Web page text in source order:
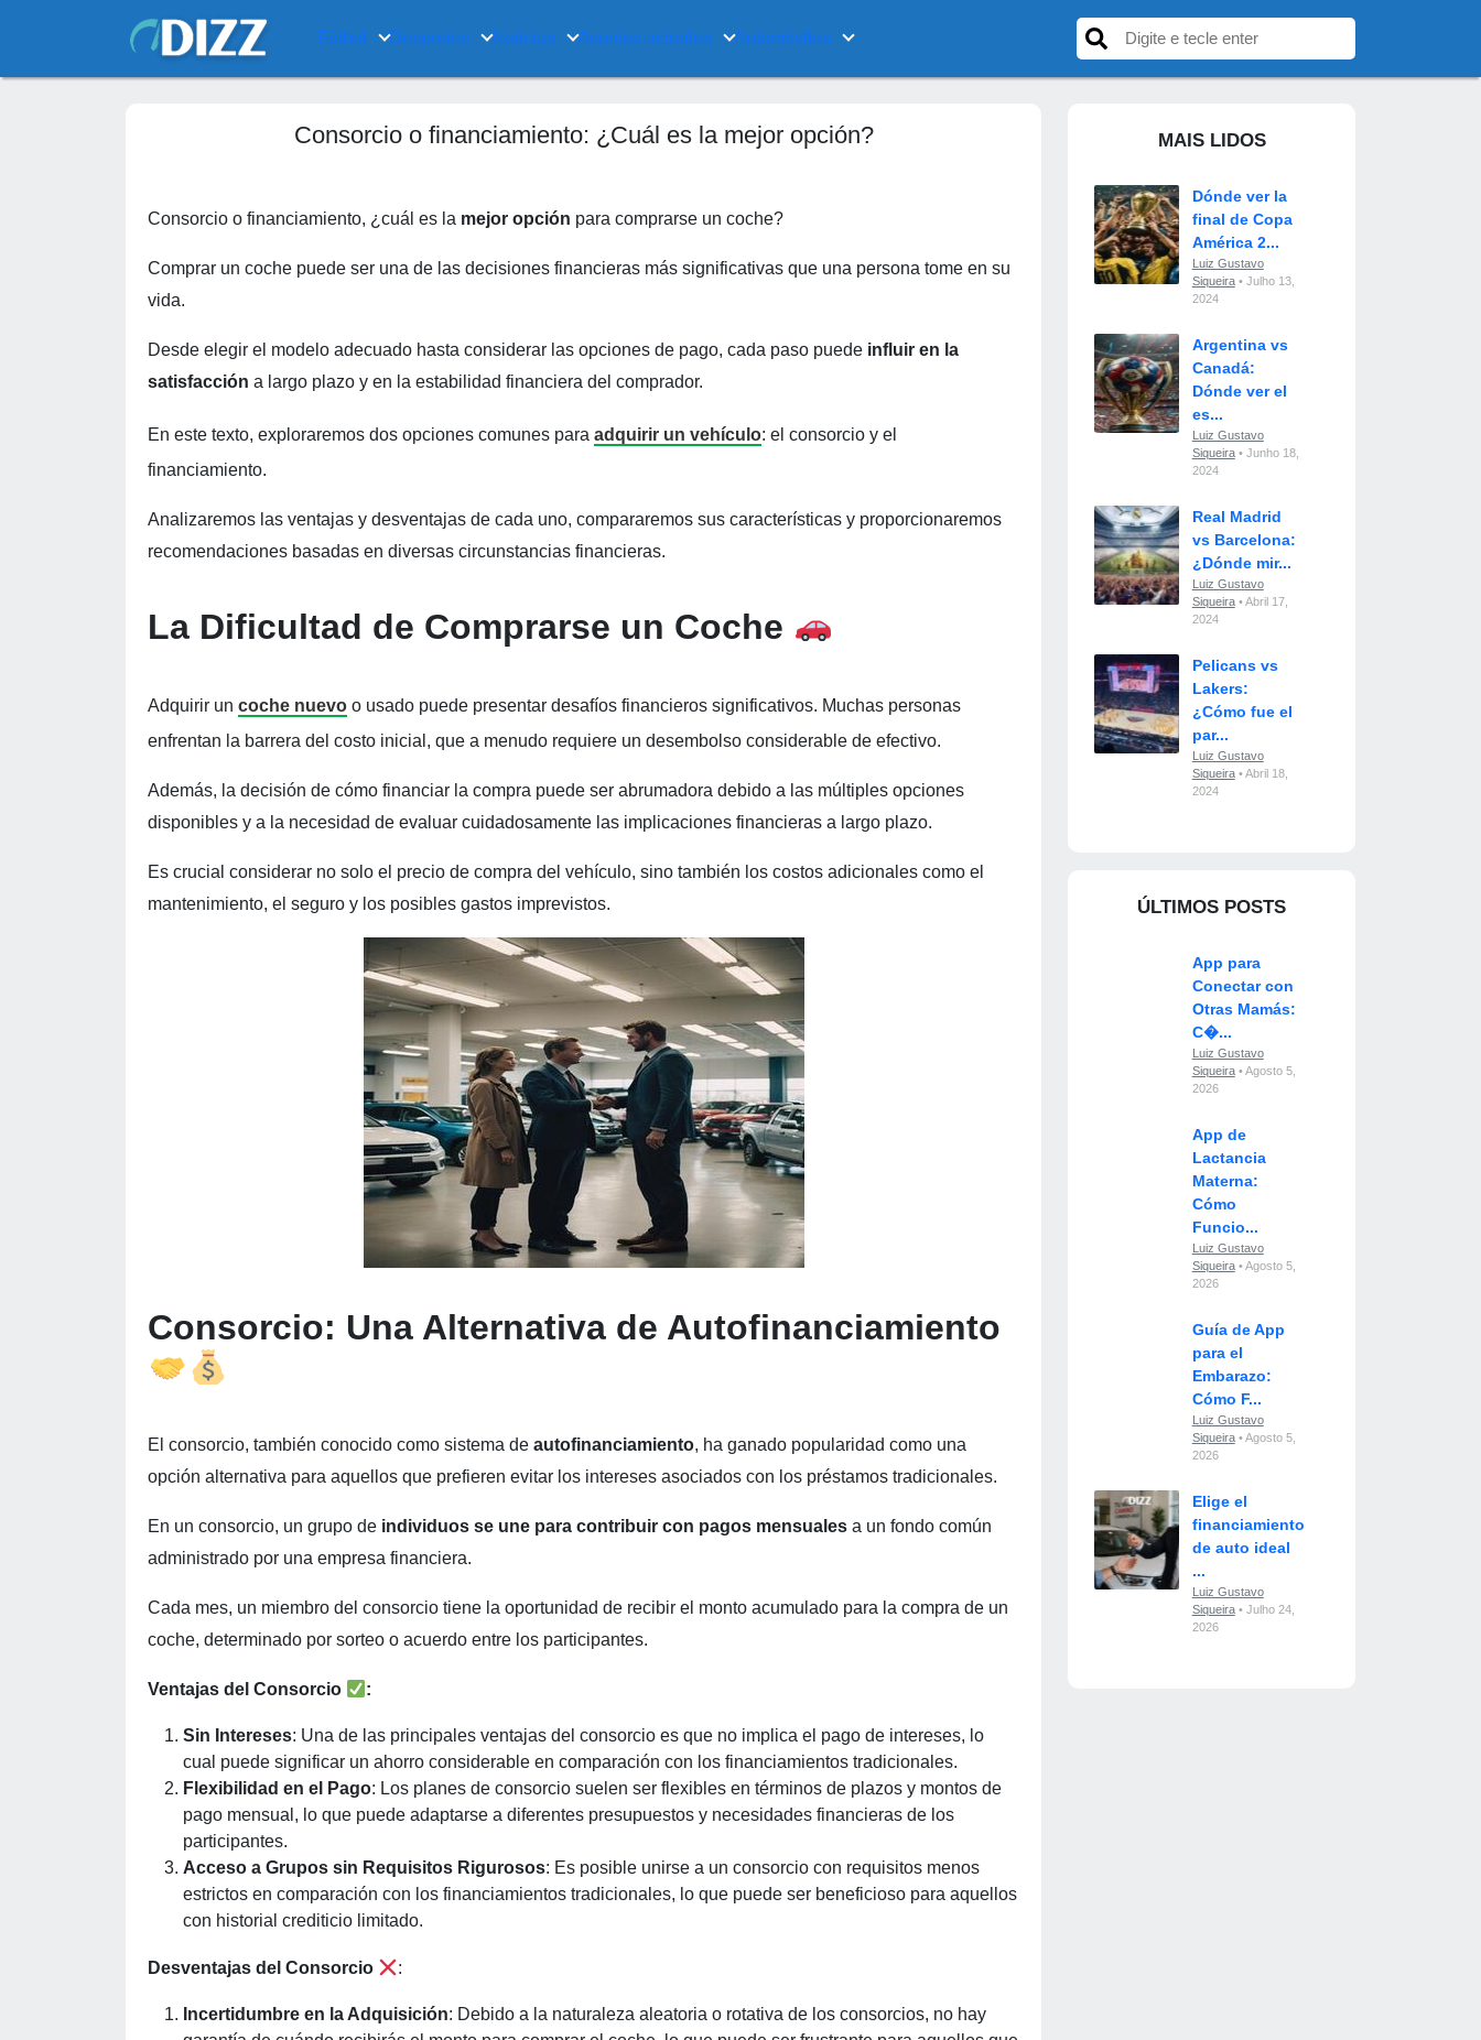
Fútbol Desportes Noticias Asuntos actuales Automóviles
Consorcio o financiamiento: ¿Cuál es la mejor opción?
Consorcio o financiamiento, ¿cuál es la mejor opción para comprarse un coche?
Comprar un coche puede ser una de las decisiones financieras más significativas que una persona tome en su
vida.
Desde elegir el modelo adecuado hasta considerar las opciones de pago, cada paso puede influir en la
satisfacción a largo plazo y en la estabilidad financiera del comprador.
En este texto, exploraremos dos opciones comunes para adquirir un vehículo: el consorcio y el
financiamiento.
Analizaremos las ventajas y desventajas de cada uno, compararemos sus características y proporcionaremos
recomendaciones basadas en diversas circunstancias financieras.
La Dificultad de Comprarse un Coche
Adquirir un coche nuevo o usado puede presentar desafíos financieros significativos. Muchas personas
enfrentan la barrera del costo inicial, que a menudo requiere un desembolso considerable de efectivo.
Además, la decisión de cómo financiar la compra puede ser abrumadora debido a las múltiples opciones
disponibles y a la necesidad de evaluar cuidadosamente las implicaciones financieras a largo plazo.
Es crucial considerar no solo el precio de compra del vehículo, sino también los costos adicionales como el
mantenimiento, el seguro y los posibles gastos imprevistos.
Consorcio: Una Alternativa de Autofinanciamiento
El consorcio, también conocido como sistema de autofinanciamiento, ha ganado popularidad como una
opción alternativa para aquellos que prefieren evitar los intereses asociados con los préstamos tradicionales.
En un consorcio, un grupo de individuos se une para contribuir con pagos mensuales a un fondo común
administrado por una empresa financiera.
Cada mes, un miembro del consorcio tiene la oportunidad de recibir el monto acumulado para la compra de un
coche, determinado por sorteo o acuerdo entre los participantes.
Ventajas del Consorcio :
Sin Intereses: Una de las principales ventajas del consorcio es que no implica el pago de intereses, lo
cual puede significar un ahorro considerable en comparación con los financiamientos tradicionales.
Flexibilidad en el Pago: Los planes de consorcio suelen ser flexibles en términos de plazos y montos de
pago mensual, lo que puede adaptarse a diferentes presupuestos y necesidades financieras de los
participantes.
Acceso a Grupos sin Requisitos Rigurosos: Es posible unirse a un consorcio con requisitos menos
estrictos en comparación con los financiamientos tradicionales, lo que puede ser beneficioso para aquellos
con historial crediticio limitado.
Desventajas del Consorcio :
Incertidumbre en la Adquisición: Debido a la naturaleza aleatoria o rotativa de los consorcios, no hay
MAIS LIDOS
Dónde ver la
final de Copa
América 2...
Luiz Gustavo
Siqueira• Julho 13,
2024
Argentina vs
Canadá:
Dónde ver el
es...
Luiz Gustavo
Siqueira• Junho 18,
2024
Real Madrid
vs Barcelona:
¿Dónde mir...
Luiz Gustavo
Siqueira• Abril 17,
2024
Pelicans vs
Lakers:
¿Cómo fue el
par...
Luiz Gustavo
Siqueira• Abril 18,
2024
ÚLTIMOS POSTS
App para
Conectar con
Otras Mamás:
C�...
Luiz Gustavo
Siqueira• Agosto 5,
2026
App de
Lactancia
Materna:
Cómo
Funcio...
Luiz Gustavo
Siqueira• Agosto 5,
2026
Guía de App
para el
Embarazo:
Cómo F...
Luiz Gustavo
Siqueira• Agosto 5,
2026
Elige el
financiamiento
de auto ideal
...
Luiz Gustavo
Siqueira• Julho 24,
2026